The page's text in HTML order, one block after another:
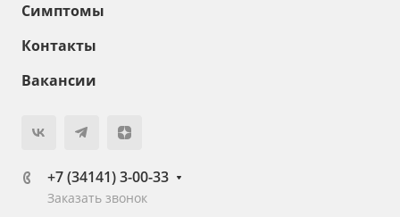
Симптомы
Контакты
Вакансии
+7 (34141) 3-00-33
Заказать звонок